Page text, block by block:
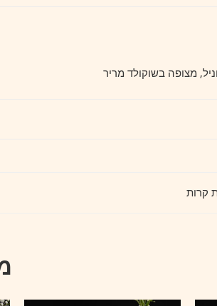
מצופה בשוקולד מריר
קרות